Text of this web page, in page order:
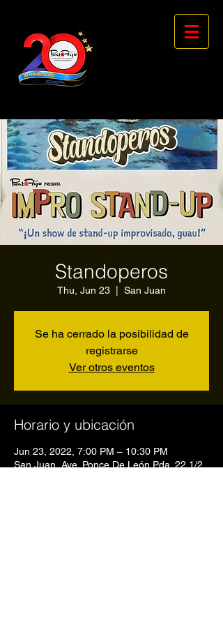
Standoperos
Thu, Jun 23 San Juan
Se ha cerrado la posibilidad de
registrarse
Ver otros eventos
Horario y ubicación
Jun 23, 2022, 7:00 PM – 10:30 PM
San Juan, Ave. Ponce De León Pda. 22 1/2,